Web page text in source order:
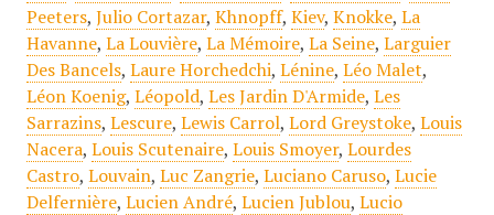
Peeters, Julio Cortazar, Khnopff, Kiev, Knokke, La
Havanne, La Louvière, La Mémoire, La Seine, Larguier
Des Bancels, Laure Horchedchi, Lénine, Léo Malet,
Léon Koenig, Léopold, Les Jardin D'Armide, Les
Sarrazins, Lescure, Lewis Carrol, Lord Greystoke, Louis
Nacera, Louis Scutenaire, Louis Smoyer, Lourdes
Castro, Louvain, Luc Zangrie, Luciano Caruso, Lucie
Delfernière, Lucien André, Lucien Jublou, Lucio